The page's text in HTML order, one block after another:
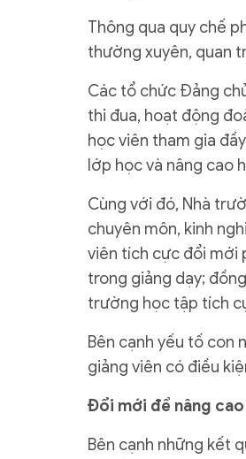
Thông qua quy chế
thường xuyên, quan
Các tổ chức Đảng
thi đua, hoạt động
học viên tham gia
lớp học và nâng cao
Cùng với đó, Nhà
chuyên môn, kinh
viên tích cực đổi mới
trong giảng dạy;
trường học tập tích
Bên cạnh yếu tố con
giảng viên có điều
Đổi mới để nâng
Bên cạnh những kết